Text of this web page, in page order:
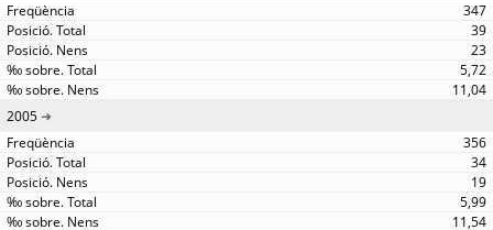
347
39
23
5,72
11,04
2005
356
34
19
5,99
11,54